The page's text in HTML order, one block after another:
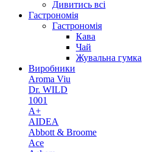
Дивитись всі
Гастрономія
Гастрономія
Кава
Чай
Жувальна гумка
Виробники
Aroma Viu
Dr. WILD
1001
A+
AIDEA
Abbott & Broome
Ace